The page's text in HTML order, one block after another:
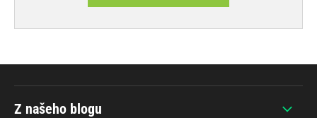
Z našeho blogu